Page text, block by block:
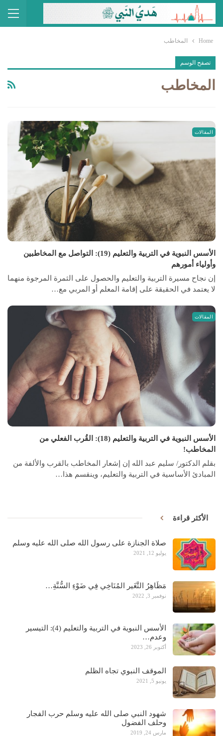
Home المخاطب
تصفح الوسم
المخاطب
المقالات
الأسس النبوية في التربية والتعليم (19): التواصل مع المخاطبين
وأولياء أمورهم
إن نجاح مسيرة التربية والتعليم والحصول على الثمرة المرجوة منهما
لا يعتمد في الحقيقة على إقامة المعلم أو المربي مع…
المقالات
الأسس النبوية في التربية والتعليم (18): القُرب الفعلي من
المخاطب!
بقلم الدكتور/ سليم عبد الله إن إشعار المخاطب بالقرب والألفة من
المبادئ الأساسية في التربية والتعليم، وينقسم هذا…
الأكثر قراءة
صلاة الجنازة على رسول الله صلى الله عليه وسلم
يوليو 12, 2021
مَظَاهِرُ التَّغَير المُنَاخِي فِي ضَوْءِ السُّنَّةِ…
نوفمبر 3, 2022
الأسس النبوية في التربية والتعليم (4): التيسير
وعدم…
أكتوبر 26, 2023
الموقف النبوي تجاه الظلم
يونيو 5, 2021
شهود النبي صلى الله عليه وسلم حرب الفجار
وحلف الفضول
مارس 24, 2019